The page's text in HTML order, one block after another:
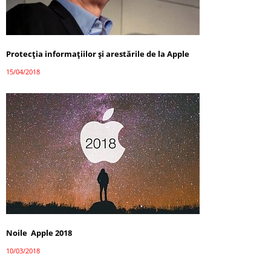
Protecția informațiilor și arestările de la Apple
15/04/2018
Noile Apple 2018
10/03/2018